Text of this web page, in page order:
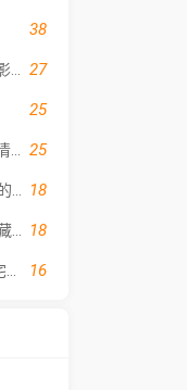
38
27
25
25
18
18
16